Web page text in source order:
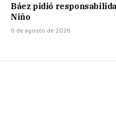
Báez pidió
Niño
6 de agosto de 2026